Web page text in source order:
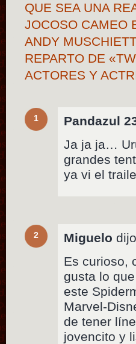
QUE SEA UNA
JOCOSO CAMEO
ANDY
REPARTO DE
ACTORES Y
1 Pandazul
Ja ja ja…
grandes
ya vi el
2 Miguelo
Es curioso,
gusta lo
este
Marvel-
de tener
jovencito y